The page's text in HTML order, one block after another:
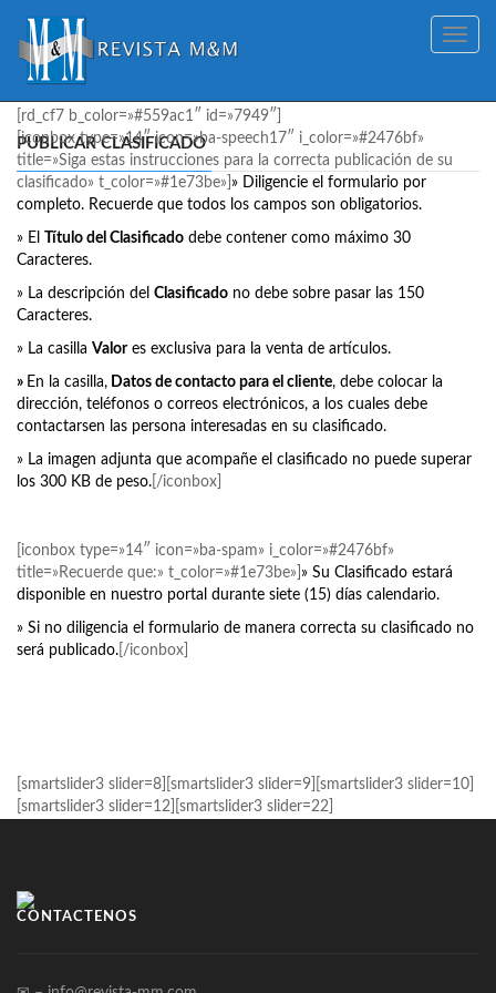
Toggle
PUBLICAR CLASIFICADO
[rd_cf7 b_color=»#559ac1″ id=»7949″]
[iconbox type=»14″ icon=»ba-speech17″ i_color=»#2476bf»
title=»Siga estas instrucciones para la correcta publicación de su
clasificado» t_color=»#1e73be»] » Diligencie el formulario por
completo. Recuerde que todos los campos son obligatorios.
» El Título del Clasificado debe contener como máximo 30
Caracteres.
» La descripción del Clasificado no debe sobre pasar las 150
Caracteres.
» La casilla Valores exclusiva para la venta de artículos.
» En la casilla, Datos de contacto para el cliente, debe colocar la
dirección, teléfonos o correos electrónicos, a los cuales debe
contactarsen las persona interesadas en su clasificado.
» La imagen adjunta que acompañe el clasificado no puede superar
los 300 KB de peso. [/iconbox]
[iconbox type=»14″ icon=»ba-spam» i_color=»#2476bf»
title=»Recuerde que:» t_color=»#1e73be»] » Su Clasificado estará
disponible en nuestro portal durante siete (15) días calendario.
» Si no diligencia el formulario de manera correcta su clasificado no
será publicado. [/iconbox]
[smartslider3 slider=8][smartslider3 slider=9][smartslider3 slider=10]
[smartslider3 slider=12][smartslider3 slider=22]
CONTÁCTENOS